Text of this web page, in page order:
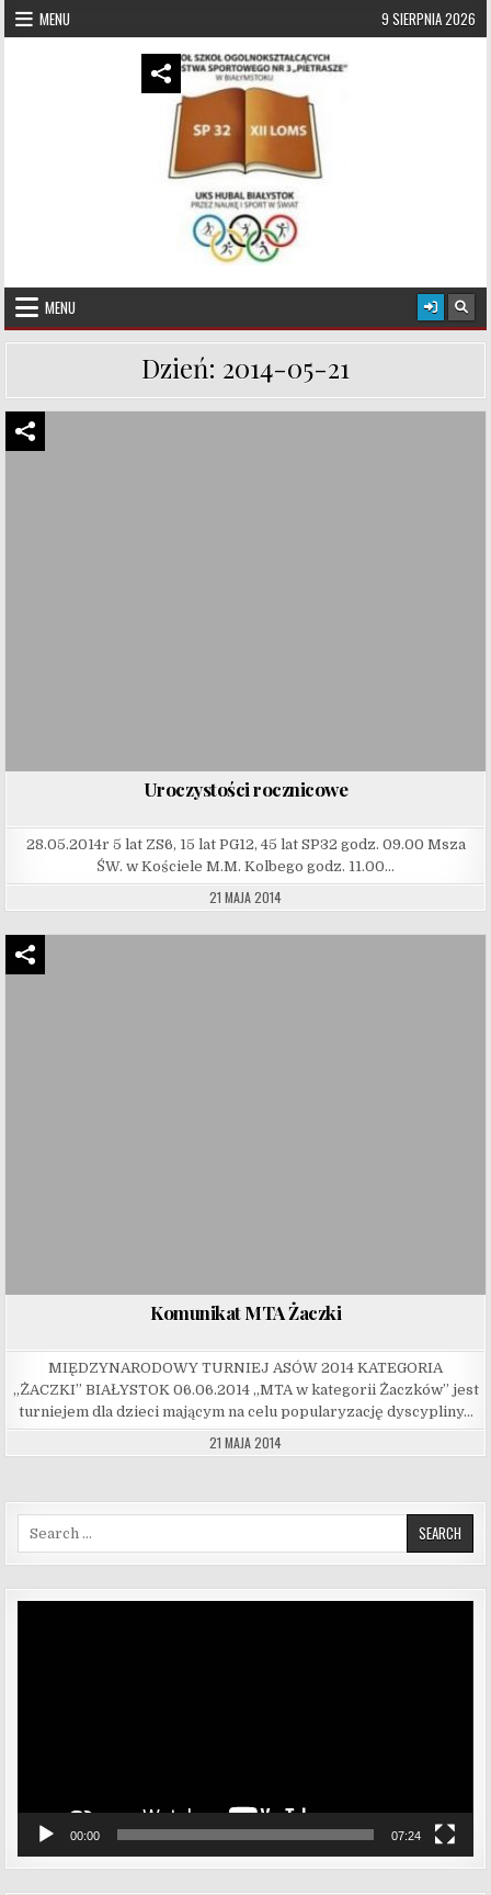
Skip to content
MENU 9 SIERPNIA 2026
UKS Hubal Białystok
MENU
Dzień: 2014-05-21
Uroczystości rocznicowe
28.05.2014r 5 lat ZS6, 15 lat PG12, 45 lat SP32 godz. 09.00 Msza
ŚW. w Kościele M.M. Kolbego godz. 11.00…
21 MAJA 2014
Komunikat MTA Żaczki
MIĘDZYNARODOWY TURNIEJ ASÓW 2014 KATEGORIA
„ŻACZKI” BIAŁYSTOK 06.06.2014 „MTA w kategorii Żaczków” jest
turniejem dla dzieci mającym na celu popularyzację dyscypliny…
21 MAJA 2014
00:00 07:24